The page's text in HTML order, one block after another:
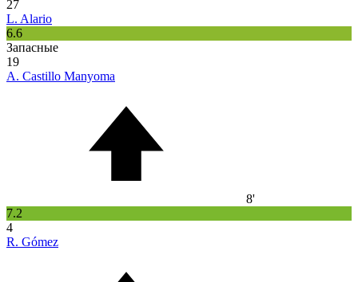
27
L. Alario
6.6
Запасные
19
A. Castillo Manyoma
8'
7.2
4
R. Gómez